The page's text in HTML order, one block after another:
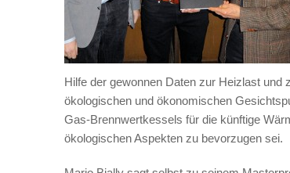
Hilfe der gewonnen Daten zur Heizlast
ökologischen und ökonomischen
Gas-Brennwertkessels für die künftige
ökologischen Aspekten zu bevorzugen sei.